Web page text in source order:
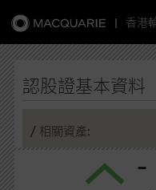
| 香港
認股證基本資料
/ 相關資產:
-